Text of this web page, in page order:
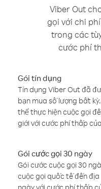
Viber Out
gọi với chi
trong các
cước phí
Gói tín dụng
Tín dụng Viber Out đã
bạn mua số lượng bất
thể thực hiện cuộc gọi
giới với cước phí thấp
Gói cước gọi 30 ngày
Gói cước cuộc gọi 30
cuộc gọi quốc tế đến